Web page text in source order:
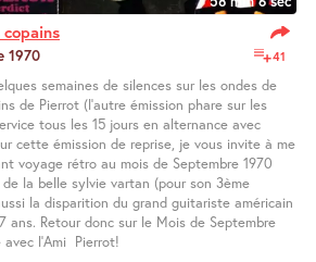
41
1970
semaines de silences sur les ondes de
de Pierrot (l’autre émission phare sur les
tous les 15 jours en alternance avec
cette émission de reprise, je vous invite à me
voyage rétro au mois de Septembre 1970
la belle sylvie vartan (pour son 3ème
la disparition du grand guitariste américain
ans. Retour donc sur le Mois de Septembre
avec l’Ami Pierrot!